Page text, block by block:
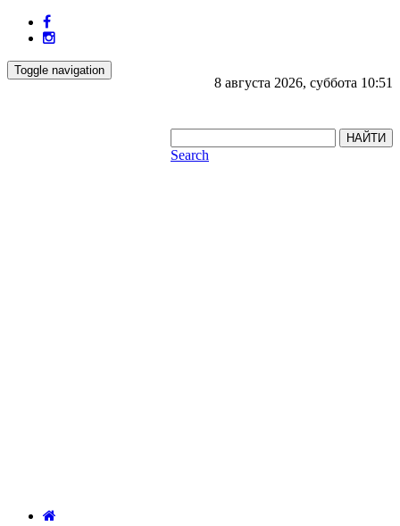
8 августа 2026, суббота 10:51
Toggle navigation
НАЙТИ
Search